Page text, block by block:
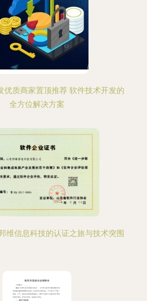
优质商家置顶推荐 软件技术开发的
全方位解决方案
维信息科技的认证之旅与技术突围